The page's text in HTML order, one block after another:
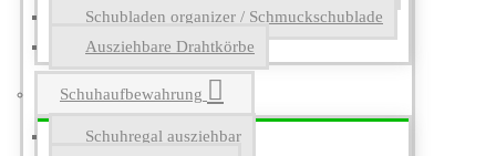
Schubladen organizer / Schmuckschublade
Ausziehbare Drahtkörbe
Schuhaufbewahrung
Schuhregal ausziehbar